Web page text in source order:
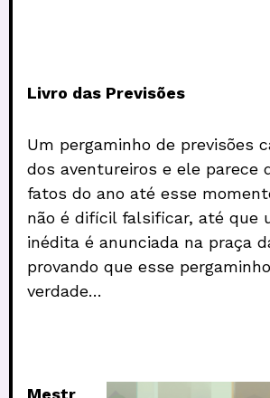
Livro das Previsões
Um pergaminho de previsões
dos aventureiros e ele parece
fatos do ano até esse
não é difícil falsificar, até que
inédita é anunciada na praça
provando que esse
verdade…
Mestr